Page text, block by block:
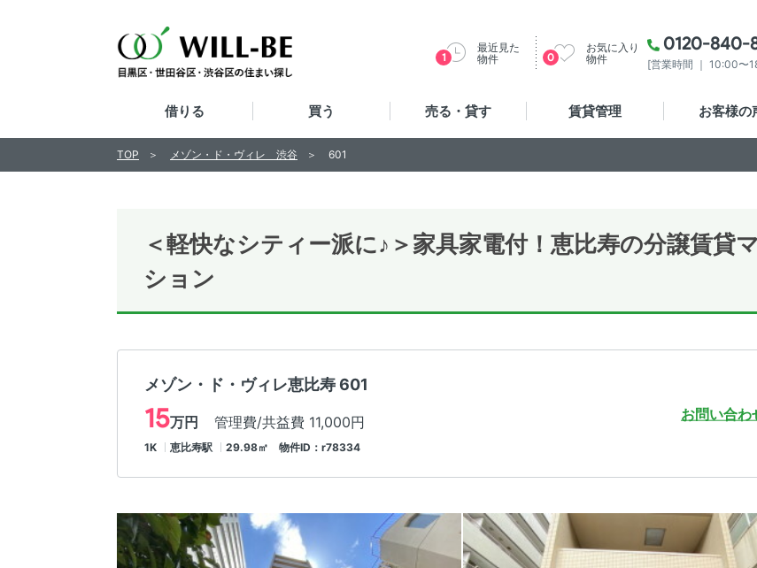
0120-840-
[営業時間 ｜ 10:00〜
最近見た
物件
1
お気に入り
物件
0
借りる 買う 売る・貸す 賃貸管理 お客様の
＜軽快なシティー派に♪＞家具家電付！恵比寿の分譲賃貸
ション
メゾン・ド・ヴィレ恵比寿 601
15万円 管理費/共益費 11,000円
1K 恵比寿駅 29.98㎡ 物件ID：r78334
お問い合わ
TOP メゾン・ド・ヴィレ 渋谷 601